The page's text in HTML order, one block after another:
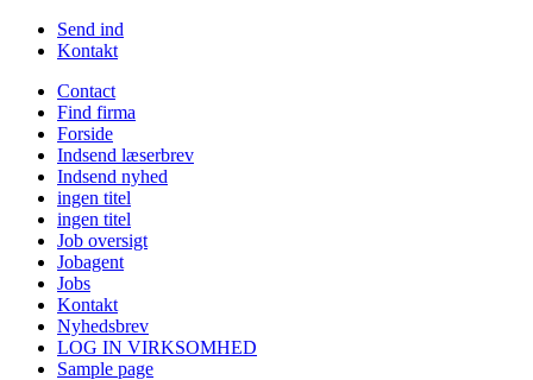
Send ind
Kontakt
Contact
Find firma
Forside
Indsend læserbrev
Indsend nyhed
ingen titel
ingen titel
Job oversigt
Jobagent
Jobs
Kontakt
Nyhedsbrev
LOG IN VIRKSOMHED
Sample page